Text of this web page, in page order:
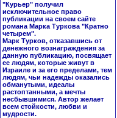
"Курьер" получил
исключительное право
публикации на своем сайте
романа Марка Туркова "Кратно
четырем".
Марк Турков, отказавшись от
денежного вознаграждения за
данную публикацию, посвящает
ее людям, которые живут в
Израиле и за его пределами, тем
людям, чьи надежды оказались
обманутыми, идеалы
растоптанными, а мечты
несбывшимися. Автор желает
всем стойкости, любви и
мудрости.